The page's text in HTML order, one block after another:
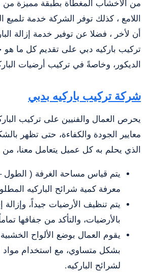
من الأخشاب المغطاة بطبقة مميزة
اللامع ، كذلك توفر الشركة خدمة تلميع
أن لأخر ، فضلا عن توفير خدمة إزالة
تركيب باركيه دبي على تقديم كل ما هو
الديكور، وخاصةً في تركيب أرضيات
شركة تركيب باركيه بدبي
يحرص العمال والفنيين على تركيب
معايير الجودة والكفاءة، حتى تظهر
الذي يحلم به كل عميل يتعامل معنا، من
يتم قياس مساحة الغرفة (
معرفة كمية شرائح الباركيه
يتم تنظيف الأرضيات جيداً،
بالأرضيات، والتأكد من جفافها
يقوم العمال بوضع الألواح
بشكل متساوي، مع استخدام
لشرائح الباركيه.